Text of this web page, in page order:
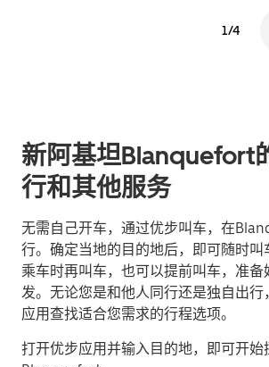
1/4
新阿基坦Blanquefort
行和其他服务
无需自己开车，通过优步叫车，在
行。确定当地的目的地后，即可随时叫
乘车时再叫车，也可以提前叫车，准备
发。无论您是和他人同行还是独自出行
应用查找适合您需求的行程选项。
打开优步应用并输入目的地，即可开始